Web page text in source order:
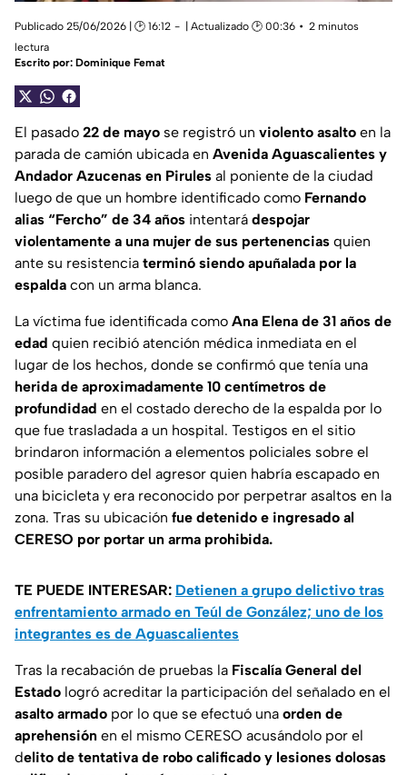
Publicado 25/06/2026 | 🕑 16:12 | Actualizado 🕑 00:36
2 minutos
lectura
Escrito por: Dominique Femat
El pasado 22 de mayo se registró un violento asalto en la
parada de camión ubicada en Avenida Aguascalientes y
Andador Azucenas en Pirules al poniente de la ciudad
luego de que un hombre identificado como Fernando
alias “Fercho” de 34 años intentará despojar
violentamente a una mujer de sus pertenencias quien
ante su resistencia terminó siendo apuñalada por la
espalda con un arma blanca.
La víctima fue identificada como Ana Elena de 31 años de
edad quien recibió atención médica inmediata en el
lugar de los hechos, donde se confirmó que tenía una
herida de aproximadamente 10 centímetros de
profundidad en el costado derecho de la espalda por lo
que fue trasladada a un hospital. Testigos en el sitio
brindaron información a elementos policiales sobre el
posible paradero del agresor quien habría escapado en
una bicicleta y era reconocido por perpetrar asaltos en la
zona. Tras su ubicación fue detenido e ingresado al
CERESO por portar un arma prohibida.
TE PUEDE INTERESAR: Detienen a grupo delictivo tras
enfrentamiento armado en Teúl de González; uno de los
integrantes es de Aguascalientes
Tras la recabación de pruebas la Fiscalía General del
Estado logró acreditar la participación del señalado en el
asalto armado por lo que se efectuó una orden de
aprehensión en el mismo CERESO acusándolo por el
delito de tentativa de robo calificado y lesiones dolosas